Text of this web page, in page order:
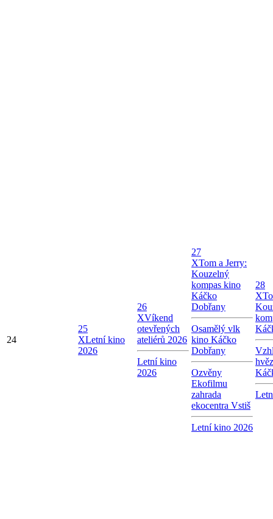
24
25
XLetní kino
2026
26
XVíkend
otevřených
ateliérů 2026
Letní kino
2026
27
XTom a Jerry:
Kouzelný
kompas kino
Káčko
Dobřany
Osamělý vlk
kino Káčko
Dobřany
Ozvěny
Ekofilmu
zahrada
ekocentra Vstiš
Letní kino 2026
28
X